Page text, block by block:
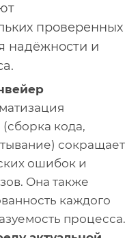
проверенных
надёжности и
кода,
сокращает
ошибок и
Она также
каждого
процесса.